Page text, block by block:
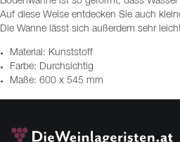
Auf diese Weise entdecken Sie auch
Die Wanne lässt sich außerdem sehr
Material: Kunststoff
Farbe: Durchsichtig
Maße: 600 x 545 mm